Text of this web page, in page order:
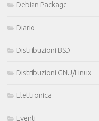
Debian Package
Diario
Distribuzioni BSD
Distribuzioni GNU/Linux
Elettronica
Eventi